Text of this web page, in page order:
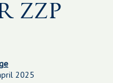
zzp
2025